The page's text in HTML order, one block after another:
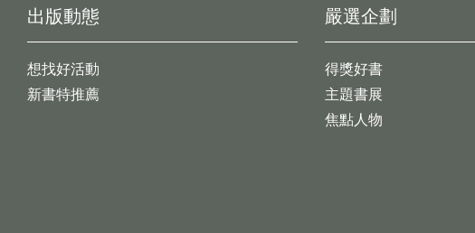
出版動態
想找好活動
新書特推薦
嚴選企劃
得獎好書
主題書展
焦點人物